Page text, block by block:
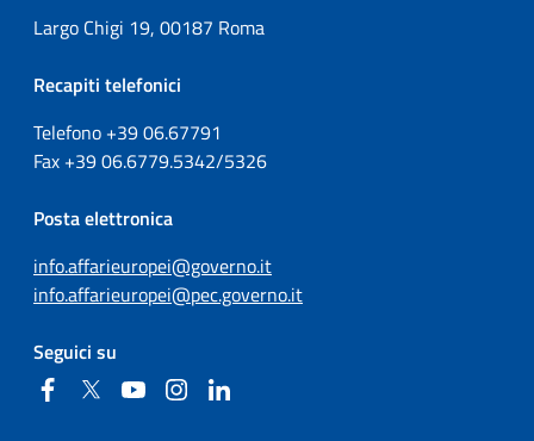
Largo Chigi 19, 00187 Roma
Recapiti telefonici
Telefono +3906.67791
Fax +3906.6779.5342/5326
Posta elettronica
info.affarieuropei@governo.it
info.affarieuropei@pec.governo.it
Seguici su
FacebookTwitter YouTubeInstagram